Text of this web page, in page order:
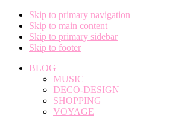
Skip to primary navigation
Skip to main content
Skip to primary sidebar
Skip to footer
BLOG
MUSIC
DECO-DESIGN
SHOPPING
VOYAGE